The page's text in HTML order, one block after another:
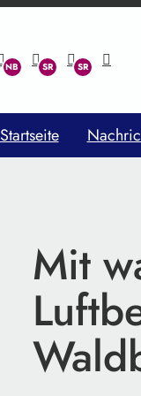
Startseite
Mit